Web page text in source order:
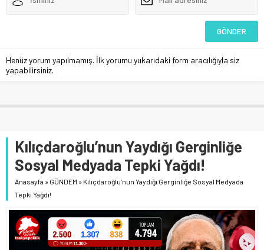
Henüz yorum yapılmamış. İlk yorumu yukarıdaki form aracılığıyla siz
yapabilirsiniz.
Kılıçdaroğlu’nun Yaydığı Gerginliğe
Sosyal Medyada Tepki Yağdı!
Anasayfa » GÜNDEM » Kılıçdaroğlu’nun Yaydığı Gerginliğe Sosyal Medyada
Tepki Yağdı!